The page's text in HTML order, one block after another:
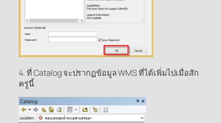
4. ที่ Catalog จะปรากฏข้อมูล WMS ที่ได้เพิ่มไปเมื่อสัก
ครู่นี้